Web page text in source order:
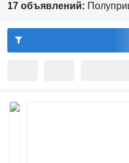
17 объявлений: